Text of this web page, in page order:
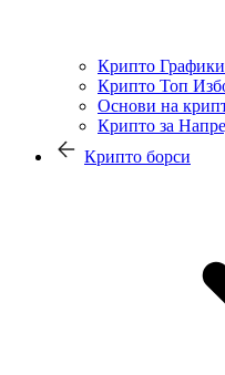
Крипто
Крипто Топ
Основи на
Крипто за
Крипто борси